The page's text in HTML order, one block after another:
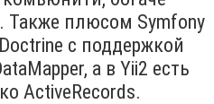
Также плюсом Symfony
с поддержкой
а в Yii2 есть
ActiveRecords.